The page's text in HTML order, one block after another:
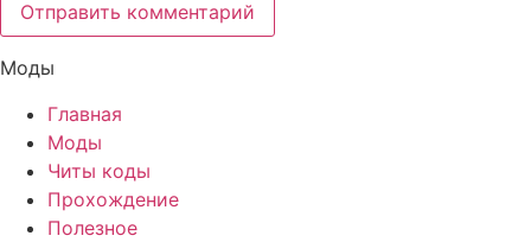
Моды
Главная
Моды
Читы коды
Прохождение
Полезное